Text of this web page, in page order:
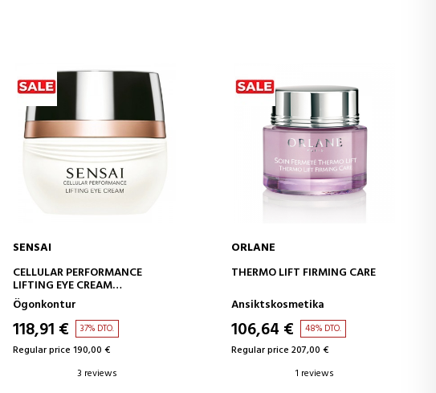
ADD TO CART
SENSAI
CELLULAR PERFORMANCE
LIFTING EYE CREAM
LYFTANDE EFFEKT
ÖGONKONTURKRÄM
Ögonkontur
118,91 € 37% DTO.
Regular price 190,00 €
3 reviews
ADD TO CART
ORLANE
THERMO LIFT FIRMING CARE
Ansiktskosmetika
106,64 € 48% DTO.
Regular price 207,00 €
1 reviews